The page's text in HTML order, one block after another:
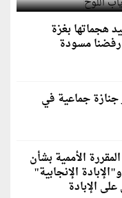
هجماتها بغزة
مسودة
جنازة جماعية في
الأممية بشأن
الإنجابية"
الإبادة